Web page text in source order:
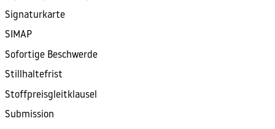
Signaturkarte
SIMAP
Sofortige Beschwerde
Stillhaltefrist
Stoffpreisgleitklausel
Submission